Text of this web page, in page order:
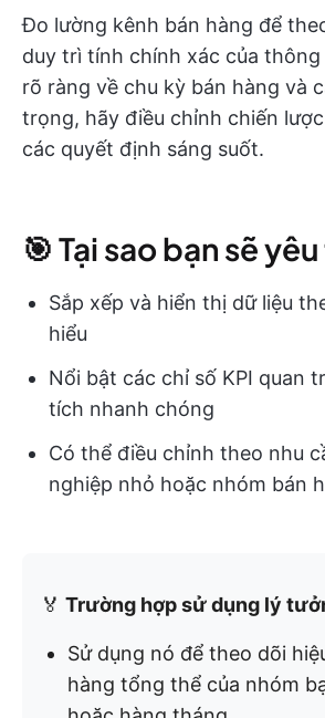
Đo lường kênh bán hàng để
duy trì tính chính xác của
rõ ràng về chu kỳ bán hàng và
trọng, hãy điều chỉnh chiến
các quyết định sáng suốt.
🎯 Tại sao bạn sẽ
Sắp xếp và hiển thị dữ liệu
hiểu
Nổi bật các chỉ số KPI quan
tích nhanh chóng
Có thể điều chỉnh theo nhu
nghiệp nhỏ hoặc nhóm bán
🏅 Trường hợp sử dụng lý
Sử dụng nó để theo dõi
hàng tổng thể của nhóm